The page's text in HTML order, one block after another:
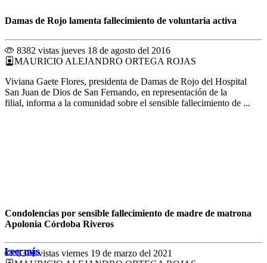
Leer más
Leer más
Leer más
Leer más
Leer más
Leer más
Leer más
Leer más
Damas de Rojo lamenta fallecimiento de voluntaria activa
8382 vistas jueves 18 de agosto del 2016
MAURICIO ALEJANDRO ORTEGA ROJAS
Viviana Gaete Flores, presidenta de Damas de Rojo del Hospital
San Juan de Dios de San Fernando, en representación de la
filial, informa a la comunidad sobre el sensible fallecimiento de ...
Leer más
Condolencias por sensible fallecimiento de madre de matrona
Apolonia Córdoba Riveros
8371 vistas viernes 19 de marzo del 2021
Leer más
Leer más
Leer más